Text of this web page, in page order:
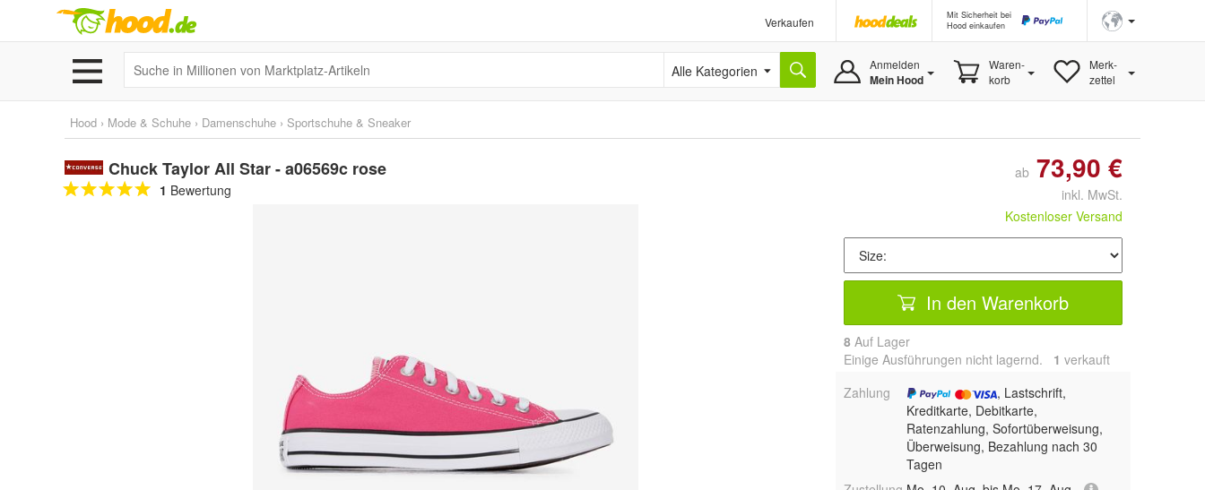
Verkaufen
Mit Sicherheit bei
Hood einkaufen
Alle Kategorien Anmelden
Mein Hood
Waren-
korb
Merk-
zettel
Hood › Mode & Schuhe › Damenschuhe › Sportschuhe & Sneaker
Chuck Taylor All Star - a06569c rose
1 Bewertung
ab 73,90 €
inkl. MwSt.
Kostenloser Versand
In den Warenkorb
8 Auf Lager
Einige Ausführungen nicht lagernd. 1 verkauft
Zahlung
, Lastschrift,
Kreditkarte, Debitkarte,
Ratenzahlung, Sofortüberweisung,
Überweisung, Bezahlung nach 30
Tagen